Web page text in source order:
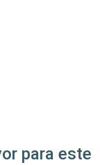
para este